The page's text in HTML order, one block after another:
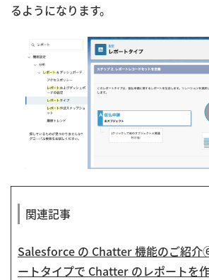
るようになります。
関連記事
Salesforce の Chatter 機能のご紹介
ートタイプで Chatter のレポートを